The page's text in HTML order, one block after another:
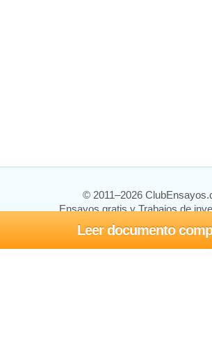
Leer documento
© 2011–2026
Ensayos gratis y Trabajos de